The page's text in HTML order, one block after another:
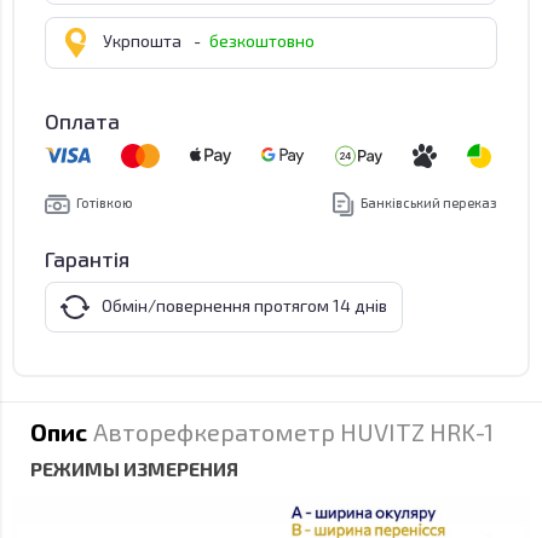
Укрпошта - безкоштовно
Оплата
Готівкою Банківський переказ
Гарантія
Обмін/повернення протягом 14 днів
Опис Авторефкератометр HUVITZ HRK-1
РЕЖИМЫ ИЗМЕРЕНИЯ